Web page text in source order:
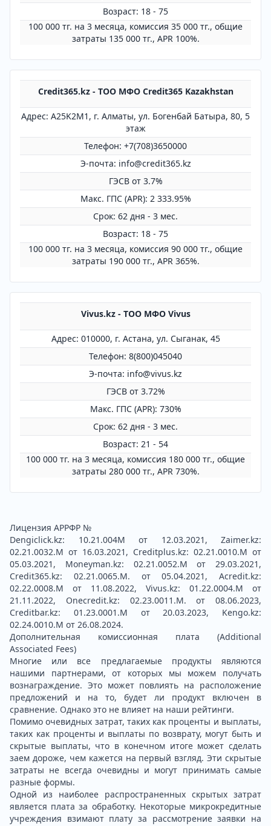
Возраст: 18 - 75
100 000 тг. на 3 месяца, комиссия 35 000 тг., общие
затраты 135 000 тг., APR 100%.
Credit365.kz - ТОО МФО Credit365 Kazakhstan
Адрес: A25K2M1, г. Алматы, ул. Богенбай Батыра, 80, 5
этаж
Телефон: +7(708)3650000
Э-почта: info@credit365.kz
ГЭСВ от 3.7%
Mакс. ГПС (APR): 2 333.95%
Срок: 62 дня - 3 мес.
Возраст: 18 - 75
100 000 тг. на 3 месяца, комиссия 90 000 тг., общие
затраты 190 000 тг., APR 365%.
Vivus.kz - ТОО МФО Vivus
Адрес: 010000, г. Астана, ул. Сыганак, 45
Телефон: 8(800)045040
Э-почта: info@vivus.kz
ГЭСВ от 3.72%
Mакс. ГПС (APR): 730%
Срок: 62 дня - 3 мес.
Возраст: 21 - 54
100 000 тг. на 3 месяца, комиссия 180 000 тг., общие
затраты 280 000 тг., APR 730%.
Лицензия АРРФР №
Dengiclick.kz: 10.21.004М от 12.03.2021, Zaimer.kz:
02.21.0032.М от 16.03.2021, Creditplus.kz: 02.21.0010.M от
05.03.2021, Moneyman.kz: 02.21.0052.М от 29.03.2021,
Credit365.kz: 02.21.0065.M. от 05.04.2021, Acredit.kz:
02.22.0008.М от 11.08.2022, Vivus.kz: 01.22.0004.M от
21.11.2022, Onecredit.kz: 02.23.0011.M. от 08.06.2023,
Creditbar.kz: 01.23.0001.M от 20.03.2023, Kengo.kz:
02.24.0010.М от 26.08.2024.
Дополнительная комиссионная плата (Additional
Associated Fees)
Многие или все предлагаемые продукты являются
нашими партнерами, от которых мы можем получать
вознаграждение. Это может повлиять на расположение
предложений и на то, будет ли продукт включен в
сравнение. Однако это не влияет на наши рейтинги.
Помимо очевидных затрат, таких как проценты и выплаты,
таких как проценты и выплаты по возврату, могут быть и
скрытые выплаты, что в конечном итоге может сделать
заем дороже, чем кажется на первый взгляд. Эти скрытые
затраты не всегда очевидны и могут принимать самые
разные формы.
Одной из наиболее распространенных скрытых затрат
является плата за обработку. Некоторые микрокредитные
учреждения взимают плату за рассмотрение заявки на